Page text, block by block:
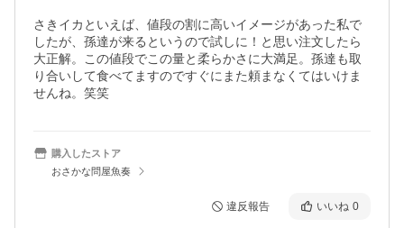
さきイカといえば、値段の割に高いイメージがあった私で
したが、孫達が来るというので試しに！と思い注文したら
大正解。この値段でこの量と柔らかさに大満足。孫達も取
り合いして食べてますのですぐにまた頼まなくてはいけま
せんね。笑笑
購入したストア
おさかな問屋魚奏
違反報告 いいね 0